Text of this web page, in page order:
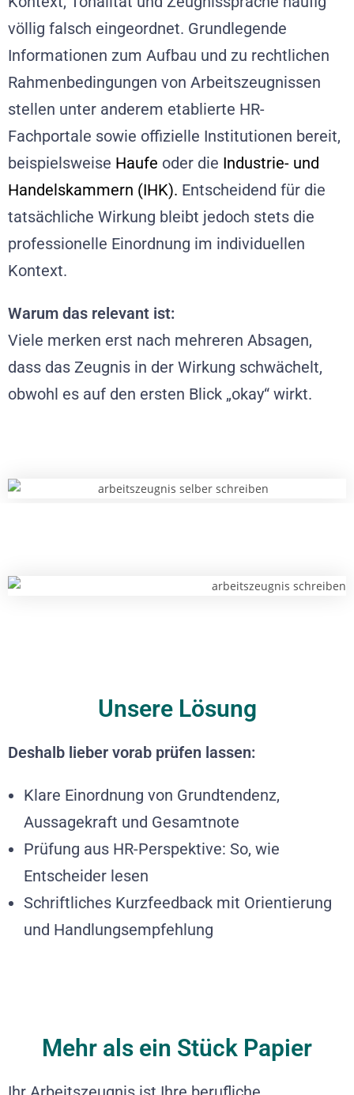
völlig falsch eingeordnet. Grundlegende
Informationen zum Aufbau und zu rechtlichen
Rahmenbedingungen von Arbeitszeugnissen
stellen unter anderem etablierte HR-
Fachportale sowie offizielle Institutionen bereit,
beispielsweise Haufe oder die Industrie- und
Handelskammern (IHK). Entscheidend für die
tatsächliche Wirkung bleibt jedoch stets die
professionelle Einordnung im individuellen
Kontext.
Warum das relevant ist:
Viele merken erst nach mehreren Absagen,
dass das Zeugnis in der Wirkung schwächelt,
obwohl es auf den ersten Blick „okay“ wirkt.
Unsere Lösung
Deshalb lieber vorab prüfen lassen:
Klare Einordnung von Grundtendenz,
Aussagekraft und Gesamtnote
Prüfung aus HR-Perspektive: So, wie
Entscheider lesen
Schriftliches Kurzfeedback mit Orientierung
und Handlungsempfehlung
Mehr als ein Stück Papier